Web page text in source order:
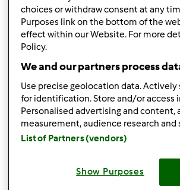
muesli.html
A mousse de camarão também faz
É uma entrada muito requintada!
http://
de-camarao.html
Em relação aos pratos principais
choices or withdraw consent at any
Purposes link on the bottom of the
effect within our Website. For more
Policy.
We and our partners process
Use precise geolocation data.
for identification. Store and/or access
Personalised advertising and
measurement, audience research
List of Partners (vendors)
Show Purposes